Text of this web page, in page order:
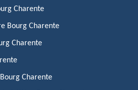
Charente
Bourg Charente
Charente
Charente